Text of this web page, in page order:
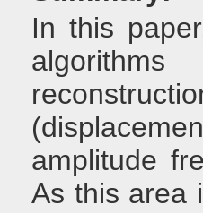
In this
amplitude
As this area